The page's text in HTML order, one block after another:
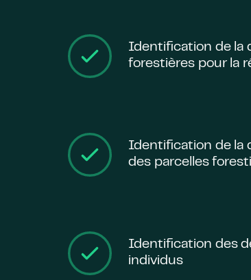
Identification de la
forestières pour la
Identification de la
des parcelles
Identification des
individus